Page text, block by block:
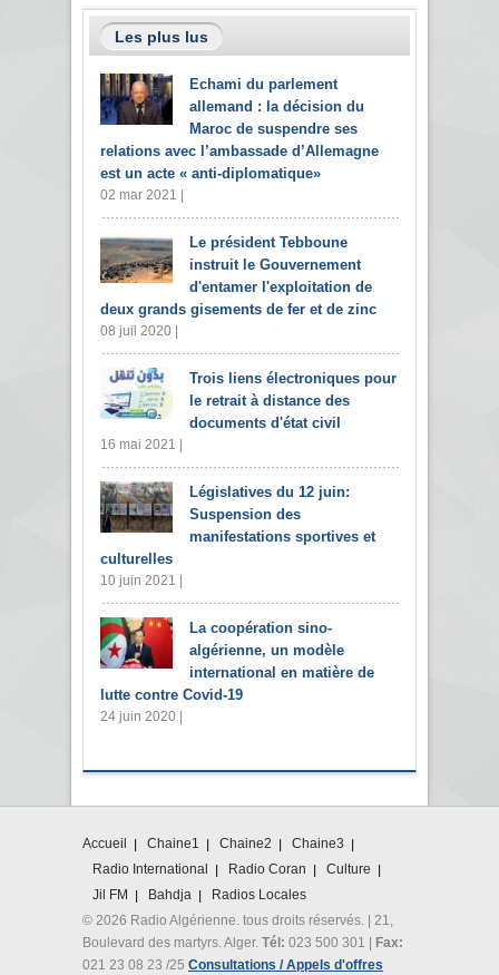
Les plus lus
Echami du parlement
allemand : la décision du
Maroc de suspendre ses
relations avec l’ambassade d’Allemagne
est un acte « anti-diplomatique»
02 mar 2021 |
Le président Tebboune
instruit le Gouvernement
d'entamer l'exploitation de
deux grands gisements de fer et de zinc
08 juil 2020 |
Trois liens électroniques pour
le retrait à distance des
documents d'état civil
16 mai 2021 |
Législatives du 12 juin:
Suspension des
manifestations sportives et
culturelles
10 juin 2021 |
La coopération sino-
algérienne, un modèle
international en matière de
lutte contre Covid-19
24 juin 2020 |
Accueil Chaine1 Chaine2
Chaine3
Radio International
Radio Coran
Culture
Jil FM
Bahdja
Radios Locales
© 2026 Radio Algérienne. tous droits réservés. | 21,
Boulevard des martyrs. Alger. Tél: 023 500 301 |
Fax:
021 23 08 23 /25 Consultations / Appels d'offres